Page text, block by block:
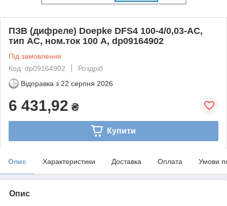
ПЗВ (дифреле) Doepke DFS4 100-4/0,03-AC,
тип AC, ном.ток 100 А, dp09164902
Під замовлення
Код: dp09164902
Роздріб
Відправка з 22 серпня 2026
6 431,92 ₴
Купити
Опис Характеристики Доставка Оплата Умови
Опис